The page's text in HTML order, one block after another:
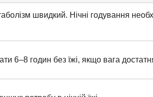
швидкий. Нічні годування
6–8 годин без їжі, якщо вага